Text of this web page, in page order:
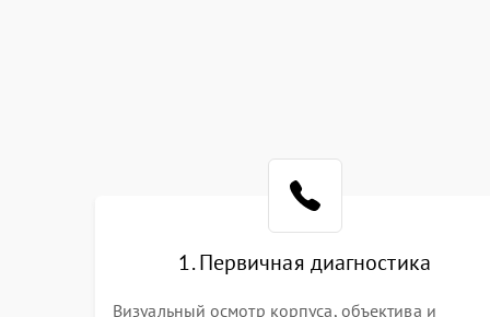
Коммуникации и интерфейсы
1. Первичная диагностика
Визуальный осмотр корпуса, объектива и